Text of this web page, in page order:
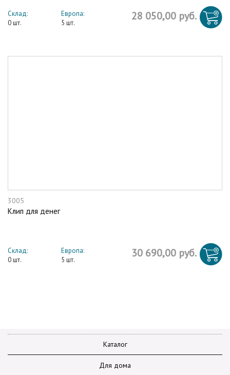
Склад:
0 шт.
Европа:
5 шт.
28 050,00 руб.
3005
Клип для денег
Склад:
0 шт.
Европа:
5 шт.
30 690,00 руб.
Каталог
Для дома